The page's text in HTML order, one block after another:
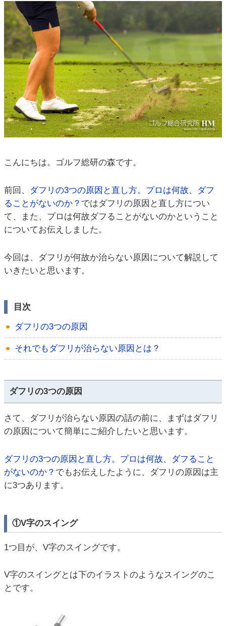
こんにちは。ゴルフ総研の森です。
前回、
ダフリの3つの原因と直し方。プロは何故、ダフ
ることがないのか？ ではダフリの原因と直し方につい
て、また、プロは何故ダフることがないのかということ
についてお伝えしました。
今回は、ダフリが何故か治らない原因について解説して
いきたいと思います。
目次
ダフリの3つの原因
それでもダフリが治らない原因とは？
ダフリの3つの原因
さて、ダフリが治らない原因の話の前に、まずはダフリ
の原因について簡単にご紹介したいと思います。
ダフリの3つの原因と直し方。プロは何故、ダフること
がないのか？ でもお伝えしたように、ダフリの原因は主
に3つあります。
①V字のスイング
1つ目が、V字のスイングです。
V字のスイングとは下のイラストのようなスイングのこ
とです。